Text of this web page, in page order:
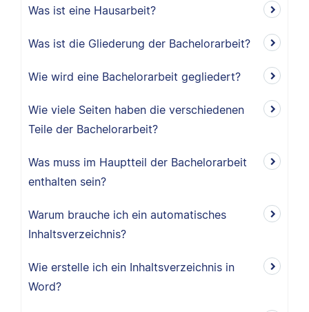
Was ist eine Hausarbeit?
Was ist die Gliederung der Bachelorarbeit?
Wie wird eine Bachelorarbeit gegliedert?
Wie viele Seiten haben die verschiedenen
Teile der Bachelorarbeit?
Was muss im Hauptteil der Bachelorarbeit
enthalten sein?
Warum brauche ich ein automatisches
Inhaltsverzeichnis?
Wie erstelle ich ein Inhaltsverzeichnis in
Word?